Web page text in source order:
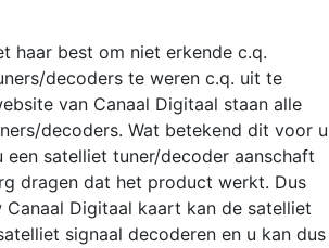
haar best om niet erkende c.q.
decoders te weren c.q. uit te
van Canaal Digitaal staan alle
decoders. Wat betekend dit voor u
een satelliet tuner/decoder aanschaft
dragen dat het product werkt. Dus
Canaal Digitaal kaart kan de satelliet
signaal decoderen en u kan dus